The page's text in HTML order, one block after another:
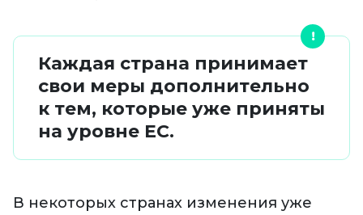
Каждая страна принимает
свои меры дополнительно
к тем, которые уже приняты
на уровне ЕС.
В некоторых странах изменения уже